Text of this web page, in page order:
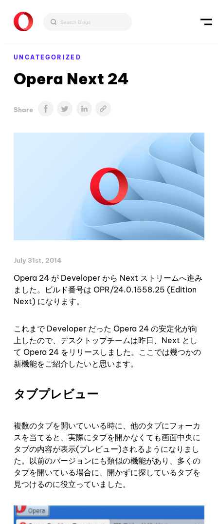
UNCATEGORIZED
Opera Next 24
Share
July 31st, 2014
Opera 24 が Developer から Next ストリームへ進み
ました。ビルド番号は OPR/24.0.1558.25 (Edition
Next) になります。
これまで Developer だった Opera 24 の安定化が向
上したので、デスクトップチームは昨日、Next とし
て Opera 24 をリリースしました。ここでは幾つかの
新機能をご紹介したいと思います。
タブプレビュー
複数のタブを開いていいる時に、他のタブにフォーカ
スを当てると、実際にタブを開かなくても画面中央に
タブの内容が表示(プレビュー)されるようになりまし
た。以前のバージョンにも類似の機能があり、多くの
タブを開いている場合に、開かずに探しているタブを
見つけるのに役立っていました。